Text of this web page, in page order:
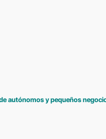
autónomos y pequeños